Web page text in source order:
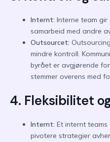
Internt: Interne team
samarbeid med andre
Outsourcet:
mindre kontroll.
byrået er avgjørende
stemmer overens med
4. Fleksibilitet
Internt: Et internt teams
pivotere strategier